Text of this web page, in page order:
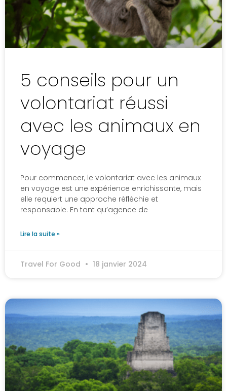
5 conseils pour un
volontariat réussi
avec les animaux en
voyage
Pour commencer, le volontariat avec les animaux
en voyage est une expérience enrichissante, mais
elle requiert une approche réfléchie et
responsable. En tant qu’agence de
Lire la suite »
Travel For Good 18 janvier 2024